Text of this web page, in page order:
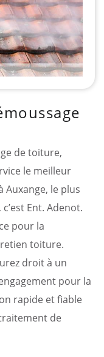
de toiture,
le meilleur
Auxange, le plus
Ent. Adenot.
pour la
toiture.
droit à un
pour la
rapide et fiable
de